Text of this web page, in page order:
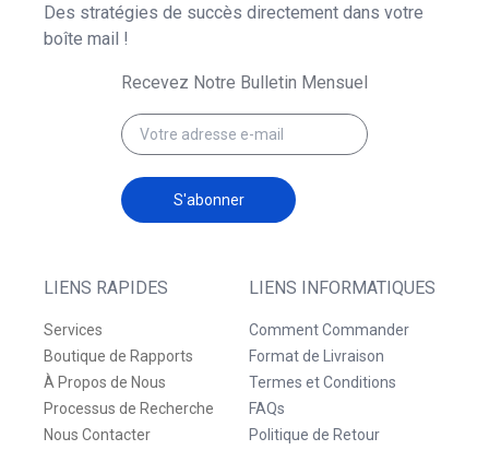
LIENS RAPIDES
Services
Boutique de Rapports
À Propos de Nous
Processus de Recherche
Nous Contacter
LIENS INFORMATIQUES
Comment Commander
Format de Livraison
Termes et Conditions
FAQs
Politique de Retour
Des stratégies de succès directement dans votre
boîte mail !
Recevez Notre Bulletin Mensuel
S'abonner